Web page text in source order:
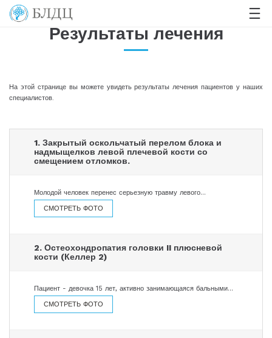
Результаты лечения
На этой странице вы можете увидеть результаты лечения пациентов у наших
специалистов.
1. Закрытый оскольчатый перелом блока и
надмыщелков левой плечевой кости со
смещением отломков.
Молодой человек перенес серьезную травму левого…
СМОТРЕТЬ ФОТО
2. Остеохондропатия головки II плюсневой
кости (Келлер 2)
Пациент - девочка 15 лет, активно занимающаяся бальными…
СМОТРЕТЬ ФОТО